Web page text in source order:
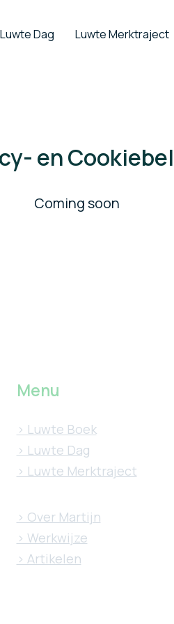
Luwte Dag Luwte Merktraject
en
Coming soon
Menu
> Luwte Boek
> Luwte Dag
> Luwte Merktraject
> Over Martijn
> Werkwijze
> Artikelen